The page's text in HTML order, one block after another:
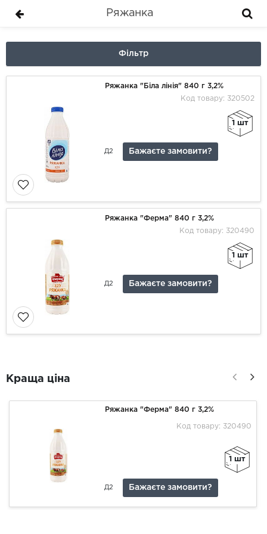
Ряжанка
Фільтр
Ряжанка "Біла лінія" 840 г 3,2%
Код товару: 320502
1 шт
Д2 Бажаєте замовити?
Ряжанка "Ферма" 840 г 3,2%
Код товару: 320490
1 шт
Д2 Бажаєте замовити?
Краща ціна
Ряжанка "Ферма" 840 г 3,2%
Код товару: 320490
1 шт
Д2 Бажаєте замовити?